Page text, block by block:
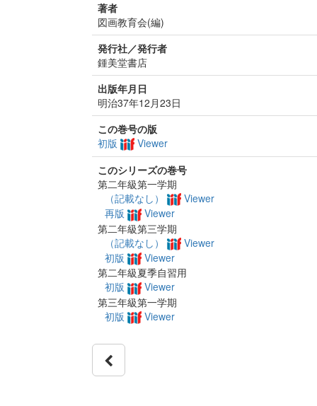
著者
図画教育会(編)
発行社／発行者
鍾美堂書店
出版年月日
明治37年12月23日
この巻号の版
初版
Viewer
このシリーズの巻号
第二年級第一学期
（記載なし）
Viewer
再版
Viewer
第二年級第三学期
（記載なし）
Viewer
初版
Viewer
第二年級夏季自習用
初版
Viewer
第三年級第一学期
初版
Viewer